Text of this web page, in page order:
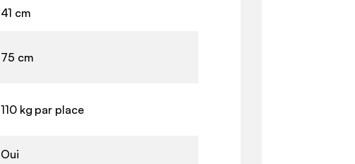
41 cm
75 cm
110 kg par place
Oui